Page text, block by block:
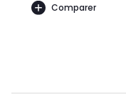
Comparer